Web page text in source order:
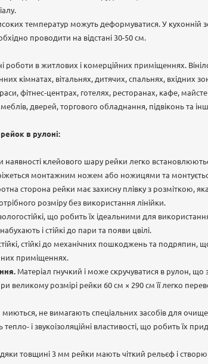
температур можуть деформуватися. У кухонній
проводити на відстані 30-50 см.
роботи в житлових і комерційних приміщеннях.
кімнатах, вітальнях, дитячих, спальнях, вхідних
фітнес-центрах, готелях, ресторанах, кафе,
дверей, торгового обладнання, підвіконь та
в рулоні:
наявності клейового шару рейки легко
монтажним ножем або ножицями та
сторона рейки має захисну плівку з розміткою, яка
розміру без використання лінійки.
що робить їх ідеальними для
і стійкі до пари та появи цвілі.
стійкі до механічних пошкоджень та подряпин,
приміщеннях.
Матеріал гнучкий і може скручуватися в рулон, що
великому розмірі рейки 60 см × 290 см її легко
миються, не вимагають спеціальних засобів для
і звукоізоляційні властивості, що робить їх
товщині 3 мм рейки мають чіткий рельєф і